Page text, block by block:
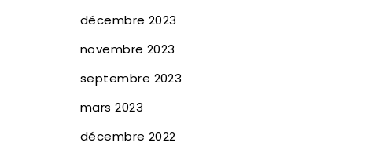
décembre 2023
novembre 2023
septembre 2023
mars 2023
décembre 2022